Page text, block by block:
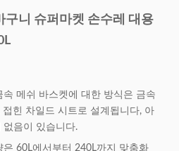
구니 슈퍼마켓 손수레 대용
메쉬 바스켓에 대한 방식은 금속
힌 차일드 시트로 설계됩니다, 아
없음이 있습니다.
60L에서부터 240L까지 맞춤화